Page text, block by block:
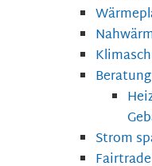
Beratung
Strom